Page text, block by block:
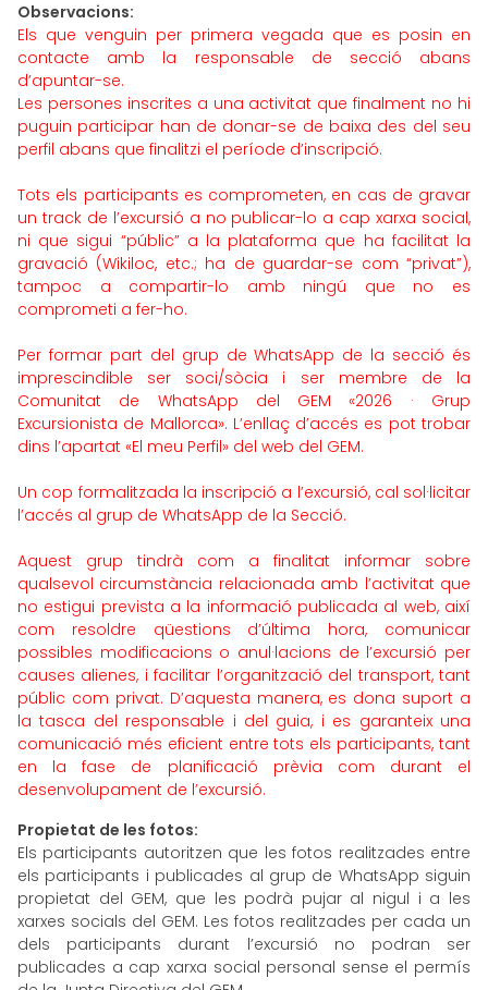
Observacions:
Els que venguin per primera vegada que es posin en
contacte amb la responsable de secció abans
d’apuntar-se.
Les persones inscrites a una activitat que finalment no hi
puguin participar han de donar-se de baixa des del seu
perfil abans que finalitzi el període d’inscripció.
Tots els participants es comprometen, en cas de gravar
un track de l’excursió a no publicar-lo a cap xarxa social,
ni que sigui “públic” a la plataforma que ha facilitat la
gravació (Wikiloc, etc.; ha de guardar-se com “privat”),
tampoc a compartir-lo amb ningú que no es
comprometi a fer-ho.
Per formar part del grup de WhatsApp de la secció és
imprescindible ser soci/sòcia i ser membre de la
Comunitat de WhatsApp del GEM «2026 · Grup
Excursionista de Mallorca». L’enllaç d’accés es pot trobar
dins l’apartat «El meu Perfil» del web del GEM.
Un cop formalitzada la inscripció a l’excursió, cal sol·licitar
l’accés al grup de WhatsApp de la Secció.
Aquest grup tindrà com a finalitat informar sobre
qualsevol circumstància relacionada amb l’activitat que
no estigui prevista a la informació publicada al web, així
com resoldre qüestions d’última hora, comunicar
possibles modificacions o anul·lacions de l’excursió per
causes alienes, i facilitar l’organització del transport, tant
públic com privat. D’aquesta manera, es dona suport a
la tasca del responsable i del guia, i es garanteix una
comunicació més eficient entre tots els participants, tant
en la fase de planificació prèvia com durant el
desenvolupament de l’excursió.
Propietat de les fotos:
Els participants autoritzen que les fotos realitzades entre
els participants i publicades al grup de WhatsApp siguin
propietat del GEM, que les podrà pujar al nigul i a les
xarxes socials del GEM. Les fotos realitzades per cada un
dels participants durant l’excursió no podran ser
publicades a cap xarxa social personal sense el permís